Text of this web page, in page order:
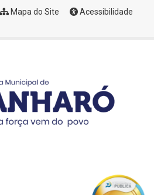
Mapa do Site
Acessibilidade